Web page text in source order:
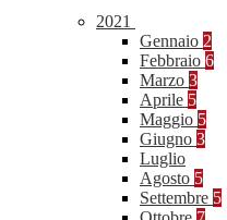
2021
Gennaio 2
Febbraio 6
Marzo 3
Aprile 5
Maggio 5
Giugno 3
Luglio
Agosto 5
Settembre 5